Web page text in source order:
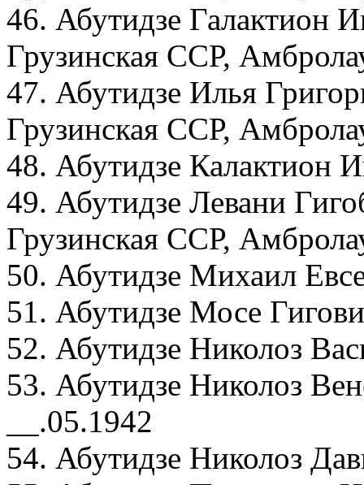
46. Абутидзе Галактион
Грузинская ССР,
47. Абутидзе Илья
Грузинская ССР,
48. Абутидзе Калактион
49. Абутидзе Левани
Грузинская ССР,
50. Абутидзе Михаил
51. Абутидзе Мосе
52. Абутидзе Николоз
53. Абутидзе Николоз
__.05.1942
54. Абутидзе Николоз